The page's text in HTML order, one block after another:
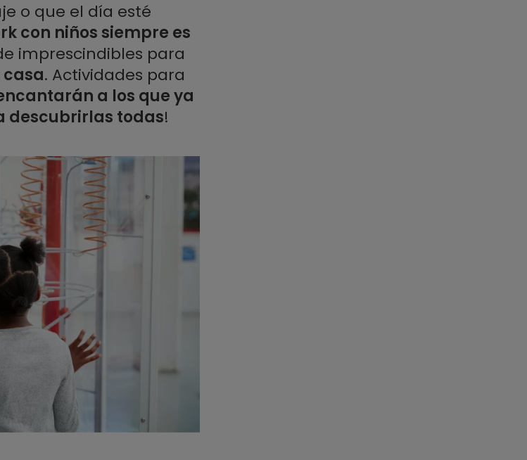
o que el día esté
con niños siempre es
imprescindibles para
. Actividades para
a los que ya
descubrirlas todas!